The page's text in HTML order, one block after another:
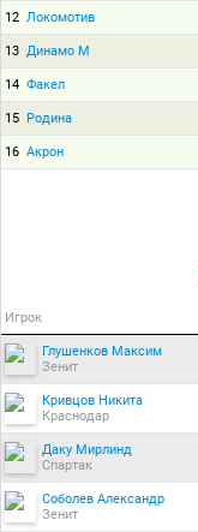
12 Локомотив
13 Динамо М
14 Факел
15 Родина
16 Акрон
Игрок
Глушенков Максим
Зенит
Кривцов Никита
Краснодар
Даку Мирлинд
Спартак
Соболев Александр
Зенит